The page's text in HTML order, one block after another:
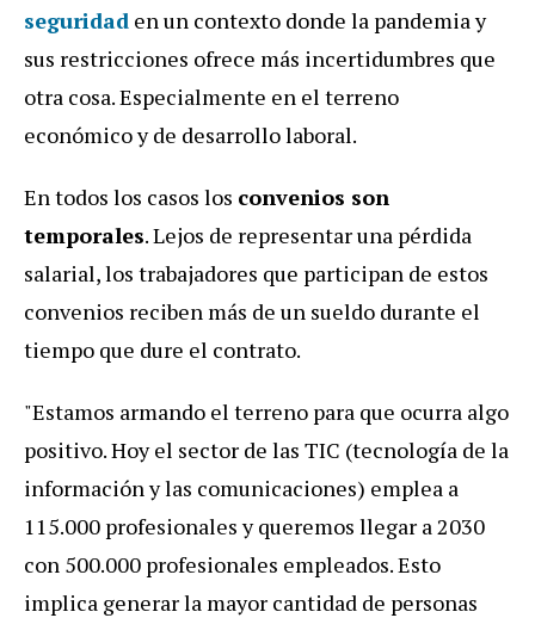
seguridad en un contexto donde la pandemia y
sus restricciones ofrece más incertidumbres que
otra cosa. Especialmente en el terreno
económico y de desarrollo laboral.
En todos los casos los convenios son
temporales. Lejos de representar una pérdida
salarial, los trabajadores que participan de estos
convenios reciben más de un sueldo durante el
tiempo que dure el contrato.
"Estamos armando el terreno para que ocurra algo
positivo. Hoy el sector de las TIC (tecnología de la
información y las comunicaciones) emplea a
115.000 profesionales y queremos llegar a 2030
con 500.000 profesionales empleados. Esto
implica generar la mayor cantidad de personas